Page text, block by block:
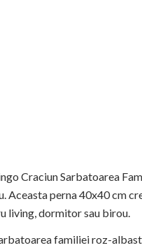
Craciun Sarbatoarea
Aceasta perna 40x40 cm
living, dormitor sau birou.
familiei roz-